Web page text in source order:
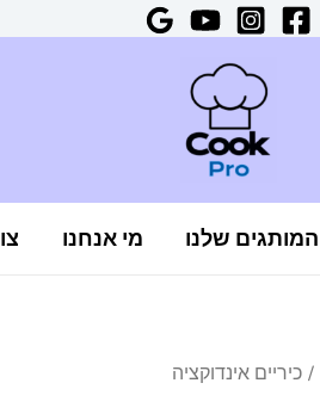
המותגים שלנו מי אנחנו
/ כיריים אינדוקציה